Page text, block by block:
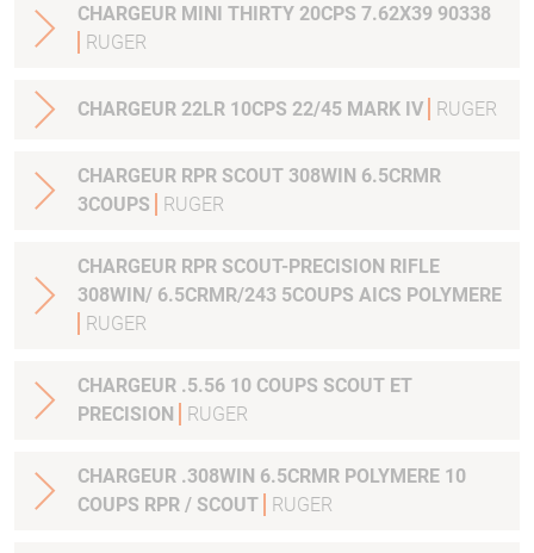
CHARGEUR MINI THIRTY 20CPS 7.62X39 90338
RUGER
CHARGEUR 22LR 10CPS 22/45 MARK IV RUGER
CHARGEUR RPR SCOUT 308WIN 6.5CRMR
3COUPS
RUGER
CHARGEUR RPR SCOUT-PRECISION RIFLE
308WIN/ 6.5CRMR/243 5COUPS AICS POLYMERE
RUGER
CHARGEUR .5.56 10 COUPS SCOUT ET
PRECISION
RUGER
CHARGEUR .308WIN 6.5CRMR POLYMERE 10
COUPS RPR / SCOUT
RUGER